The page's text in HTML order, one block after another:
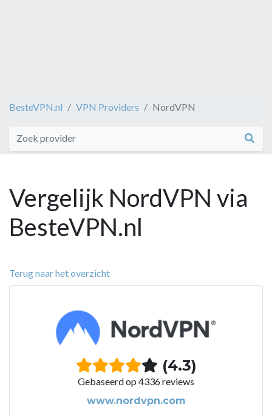
BesteVPN.nl VPN Providers NordVPN
Vergelijk NordVPN via
BesteVPN.nl
Terug naar het overzicht
(4.3)
Gebaseerd op 4336 reviews
www.nordvpn.com